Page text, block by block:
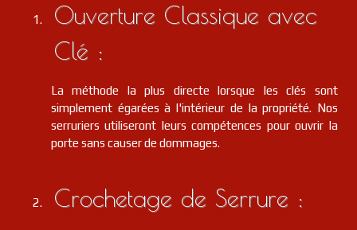
Ouverture Classique avec
Clé :
La méthode la plus directe lorsque les clés sont
simplement égarées à l'intérieur de la propriété. Nos
serruriers utiliseront leurs compétences pour ouvrir la
porte sans causer de dommages.
Crochetage de Serrure :